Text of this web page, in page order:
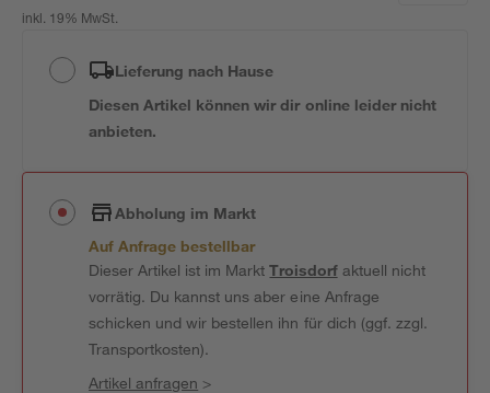
inkl. 19% MwSt.
Lieferung nach Hause
Diesen Artikel können wir dir online leider nicht
anbieten.
Abholung im Markt
Auf Anfrage bestellbar
Dieser Artikel ist im MarktTroisdorfaktuell nicht
vorrätig. Du kannst uns aber eine Anfrage
schicken und wir bestellen ihn für dich (ggf. zzgl.
Transportkosten).
Artikel anfragen >